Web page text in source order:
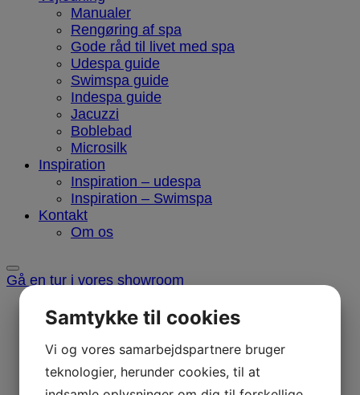
Manualer
Rengøring af spa
Gode råd til livet med spa
Udespa guide
Swimspa guide
Indespa guide
Jacuzzi
Boblebad
Microsilk
Inspiration
Inspiration – udespa
Inspiration – Swimspa
Kontakt
Om os
Gå en tur i vores showroom
Samtykke til cookies
Vi og vores samarbejdspartnere bruger
teknologier, herunder cookies, til at